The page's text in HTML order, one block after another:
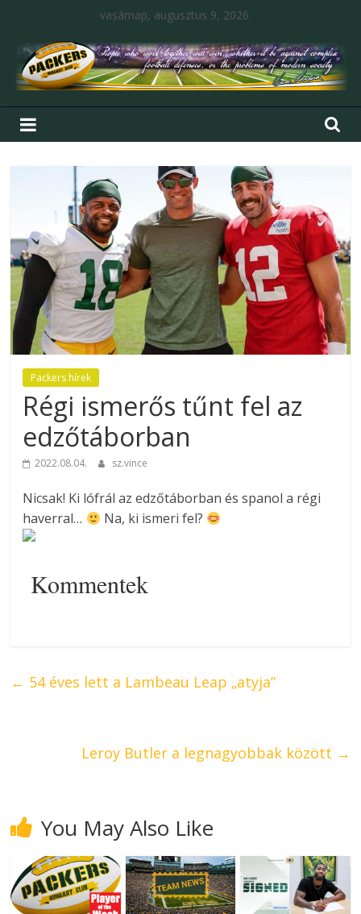
vasárnap, augusztus 9, 2026
Packers hírek
Régi ismerős tűnt fel az
edzőtáborban
2022.08.04. sz.vince
Nicsak! Ki lófrál az edzőtáborban és spanol a régi
haverral…
Na, ki ismeri fel?
Kommentek
← 54 éves lett a Lambeau Leap „atyja”
Leroy Butler a legnagyobbak között →
You May Also Like